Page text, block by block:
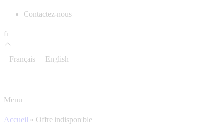
Contactez-nous
fr
Français English
Menu
Accueil » Offre indisponible